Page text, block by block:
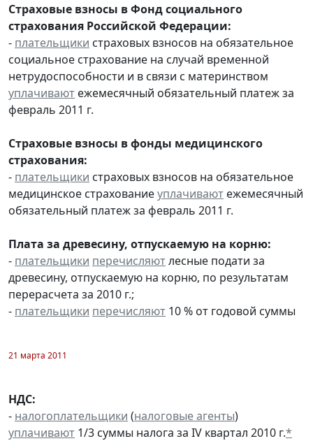
Страховые взносы в Фонд социального
страхования Российской Федерации:
- плательщики страховых взносов на обязательное
социальное страхование на случай временной
нетрудоспособности и в связи с материнством
уплачивают ежемесячный обязательный платеж за
февраль 2011 г.
Страховые взносы в фонды медицинского
страхования:
- плательщики страховых взносов на обязательное
медицинское страхованиеуплачивают ежемесячный
обязательный платеж за февраль 2011 г.
Плата за древесину, отпускаемую на корню:
- плательщики перечисляютлесные подати за
древесину, отпускаемую на корню, по результатам
перерасчета за 2010 г.;
- плательщики перечисляют 10 % от годовой суммы
21 марта 2011
НДС:
- налогоплательщики (налоговые агенты)
уплачивают 1/3 суммы налога за IV квартал 2010 г.*